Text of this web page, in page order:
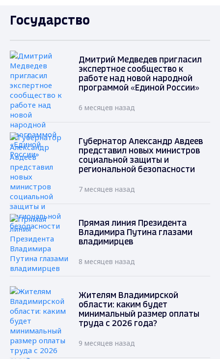
Государство
Дмитрий Медведев пригласил
экспертное сообщество к
работе над новой народной
программой «Единой России»
6 месяцев назад
Губернатор Александр Авдеев
представил новых министров
социальной защиты и
региональной безопасности
7 месяцев назад
Прямая линия Президента
Владимира Путина глазами
владимирцев
8 месяцев назад
Жителям Владимирской
области: каким будет
минимальный размер оплаты
труда с 2026 года?
9 месяцев назад